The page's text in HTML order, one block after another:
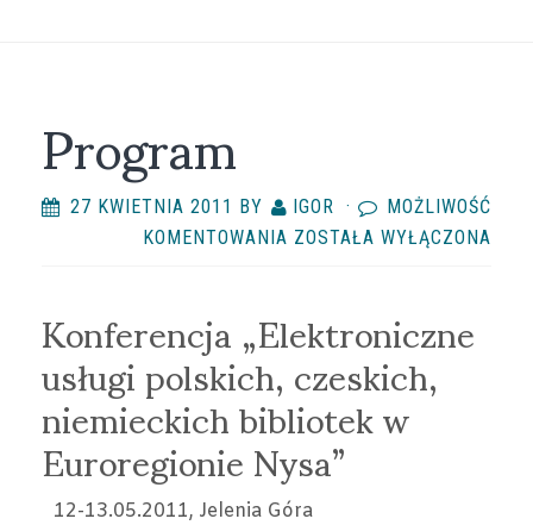
Program
27 KWIETNIA 2011 BY IGOR ·
MOŻLIWOŚĆ
KOMENTOWANIA PROGRAM
ZOSTAŁA WYŁĄCZONA
Konferencja „Elektroniczne
usługi polskich, czeskich,
niemieckich bibliotek w
Euroregionie Nysa”
12-13.05.2011, Jelenia Góra